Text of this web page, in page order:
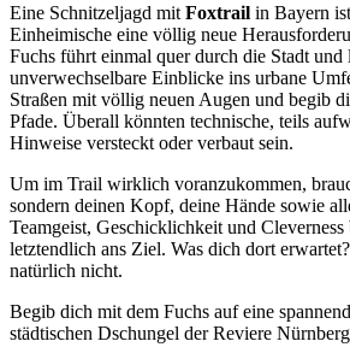
Eine Schnitzeljagd mit Foxtrail in Bayern
Einheimische eine völlig neue
Fuchs führt einmal quer durch die Stadt und
unverwechselbare Einblicke ins urbane
Straßen mit völlig neuen Augen und begib
Pfade. Überall könnten technische, teils
Hinweise versteckt oder verbaut sein.
Um im Trail wirklich voranzukommen,
sondern deinen Kopf, deine Hände sowie
Teamgeist, Geschicklichkeit und
letztendlich ans Ziel. Was dich dort
natürlich nicht.
Begib dich mit dem Fuchs auf eine
städtischen Dschungel der Reviere